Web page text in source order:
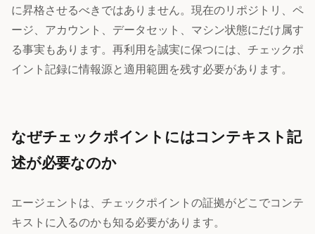
に昇格させるべきではありません。現在のリポジトリ、ペ
ージ、アカウント、データセット、マシン状態にだけ属す
る事実もあります。再利用を誠実に保つには、チェックポ
イント記録に情報源と適用範囲を残す必要があります。
なぜチェックポイントにはコンテキスト記
述が必要なのか
エージェントは、チェックポイントの証拠がどこでコンテ
キストに入るのかも知る必要があります。